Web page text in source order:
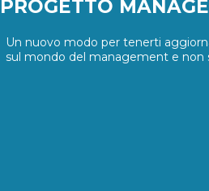
PROGETTO
Un nuovo modo per tenerti
sul mondo del management e non